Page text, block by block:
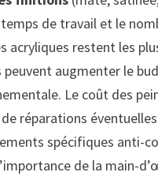
de travail et le
acryliques restent les
augmenter le
Le coût des
réparations
spécifiques anti-
de la main-